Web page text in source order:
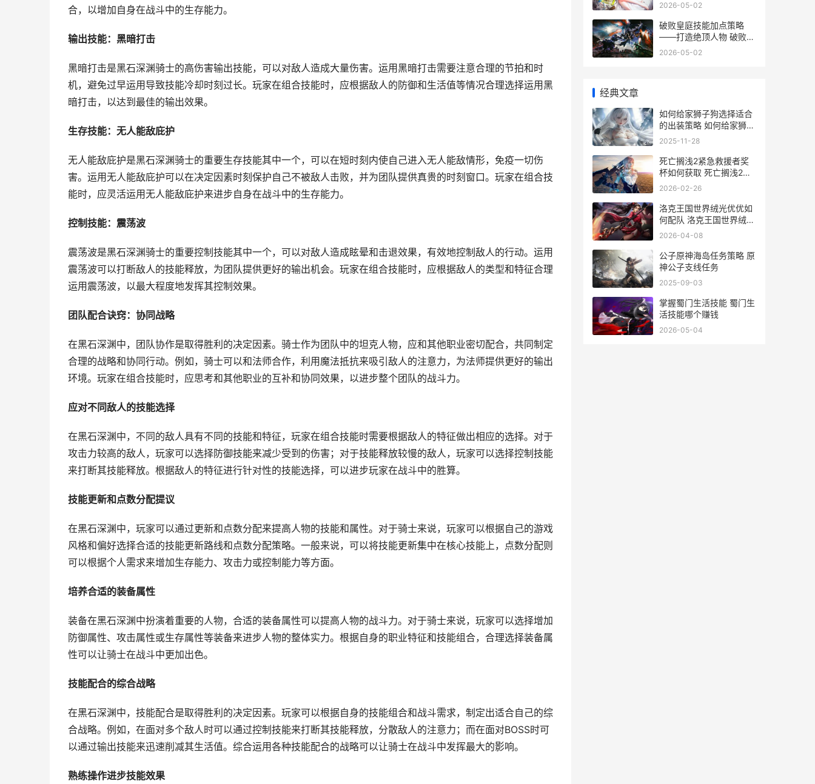
合，以增加自身在战斗中的生存能力。
输出技能：黑暗打击
黑暗打击是黑石深渊骑士的高伤害输出技能，可以对敌人造成大量伤害。运用黑暗打击需要注意合理的节拍和时
机，避免过早运用导致技能冷却时刻过长。玩家在组合技能时，应根据敌人的防御和生活值等情况合理选择运用黑
暗打击，以达到最佳的输出效果。
生存技能：无人能敌庇护
无人能敌庇护是黑石深渊骑士的重要生存技能其中一个，可以在短时刻内使自己进入无人能敌情形，免疫一切伤
害。运用无人能敌庇护可以在决定因素时刻保护自己不被敌人击败，并为团队提供真贵的时刻窗口。玩家在组合技
能时，应灵活运用无人能敌庇护来进步自身在战斗中的生存能力。
控制技能：震荡波
震荡波是黑石深渊骑士的重要控制技能其中一个，可以对敌人造成眩晕和击退效果，有效地控制敌人的行动。运用
震荡波可以打断敌人的技能释放，为团队提供更好的输出机会。玩家在组合技能时，应根据敌人的类型和特征合理
运用震荡波，以最大程度地发挥其控制效果。
团队配合诀窍：协同战略
在黑石深渊中，团队协作是取得胜利的决定因素。骑士作为团队中的坦克人物，应和其他职业密切配合，共同制定
合理的战略和协同行动。例如，骑士可以和法师合作，利用魔法抵抗来吸引敌人的注意力，为法师提供更好的输出
环境。玩家在组合技能时，应思考和其他职业的互补和协同效果，以进步整个团队的战斗力。
应对不同敌人的技能选择
在黑石深渊中，不同的敌人具有不同的技能和特征，玩家在组合技能时需要根据敌人的特征做出相应的选择。对于
攻击力较高的敌人，玩家可以选择防御技能来减少受到的伤害；对于技能释放较慢的敌人，玩家可以选择控制技能
来打断其技能释放。根据敌人的特征进行针对性的技能选择，可以进步玩家在战斗中的胜算。
技能更新和点数分配提议
在黑石深渊中，玩家可以通过更新和点数分配来提高人物的技能和属性。对于骑士来说，玩家可以根据自己的游戏
风格和偏好选择合适的技能更新路线和点数分配策略。一般来说，可以将技能更新集中在核心技能上，点数分配则
可以根据个人需求来增加生存能力、攻击力或控制能力等方面。
培养合适的装备属性
装备在黑石深渊中扮演着重要的人物，合适的装备属性可以提高人物的战斗力。对于骑士来说，玩家可以选择增加
防御属性、攻击属性或生存属性等装备来进步人物的整体实力。根据自身的职业特征和技能组合，合理选择装备属
性可以让骑士在战斗中更加出色。
技能配合的综合战略
在黑石深渊中，技能配合是取得胜利的决定因素。玩家可以根据自身的技能组合和战斗需求，制定出适合自己的综
合战略。例如，在面对多个敌人时可以通过控制技能来打断其技能释放，分散敌人的注意力；而在面对BOSS时可
以通过输出技能来迅速削减其生活值。综合运用各种技能配合的战略可以让骑士在战斗中发挥最大的影响。
熟练操作进步技能效果
2026-05-02
破败皇庭技能加点策略
——打造绝顶人物 破败王
怎么加点
2026-05-02
经典文章
如何给家狮子狗选择适合
的出装策略 如何给家狮子
狗做窝
2025-11-28
死亡搁浅2紧急救援者奖
杯如何获取 死亡搁浅2玩
法
2026-02-26
洛克王国世界绒光优优如
何配队 洛克王国世界绒光
优优在哪抓
2026-04-08
公子原神海岛任务策略 原
神公子支线任务
2025-09-03
掌握蜀门生活技能 蜀门生
活技能哪个赚钱
2026-05-04